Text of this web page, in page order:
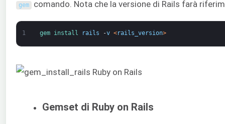
gem comando. Nota che la versione di Rails farà
1 gem install rails -v <rails_version>
Gemset di Ruby on Rails